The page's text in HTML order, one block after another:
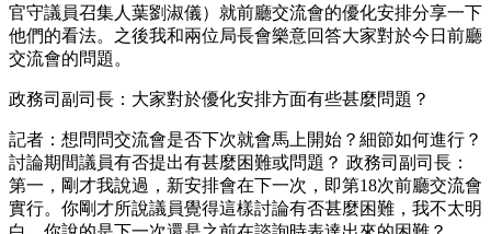
官守議員召集人葉劉淑儀）就前廳交流會的優化安排分享一下
他們的看法。之後我和兩位局長會樂意回答大家對於今日前廳
交流會的問題。
政務司副司長：大家對於優化安排方面有些甚麼問題？
記者：想問問交流會是否下次就會馬上開始？細節如何進行？
討論期間議員有否提出有甚麼困難或問題？ 政務司副司長：
第一，剛才我說過，新安排會在下一次，即第18次前廳交流會
實行。你剛才所說議員覺得這樣討論有否甚麼困難，我不太明